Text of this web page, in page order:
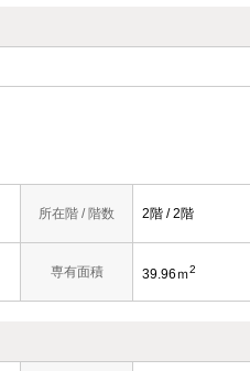
所在階 / 階数 2階 / 2階
専有面積 39.96ｍ2